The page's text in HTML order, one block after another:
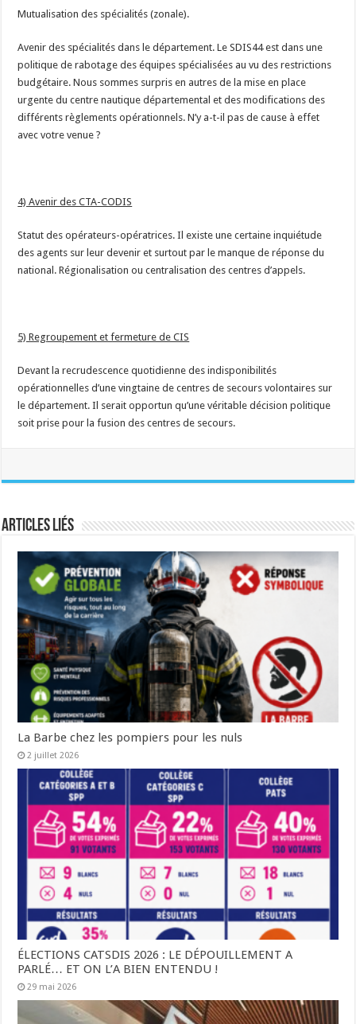
Mutualisation des spécialités (zonale).
Avenir des spécialités dans le département. Le SDIS44 est dans une
politique de rabotage des équipes spécialisées au vu des restrictions
budgétaire. Nous sommes surpris en autres de la mise en place
urgente du centre nautique départemental et des modifications des
différents règlements opérationnels. N’y a-t-il pas de cause à effet
avec votre venue ?
4) Avenir des CTA-CODIS
Statut des opérateurs-opératrices. Il existe une certaine inquiétude
des agents sur leur devenir et surtout par le manque de réponse du
national. Régionalisation ou centralisation des centres d’appels.
5) Regroupement et fermeture de CIS
Devant la recrudescence quotidienne des indisponibilités
opérationnelles d’une vingtaine de centres de secours volontaires sur
le département. Il serait opportun qu’une véritable décision politique
soit prise pour la fusion des centres de secours.
Articles liés
La Barbe chez les pompiers pour les nuls
2 juillet 2026
ÉLECTIONS CATSDIS 2026 : LE DÉPOUILLEMENT A
PARLÉ… ET ON L’A BIEN ENTENDU !
29 mai 2026